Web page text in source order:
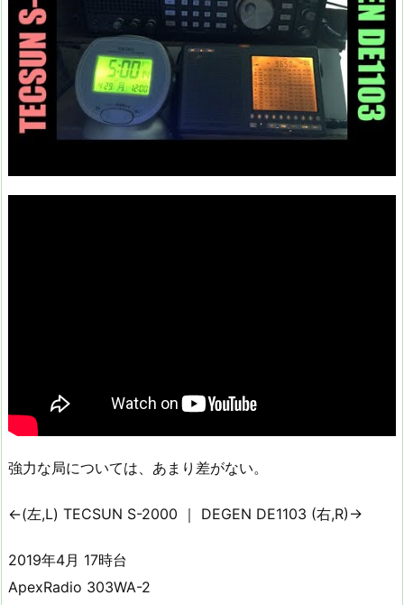
強力な局については、あまり差がない。
←(左,L) TECSUN S-2000 ｜ DEGEN DE1103 (右,R)→
2019年4月 17時台
ApexRadio 303WA-2